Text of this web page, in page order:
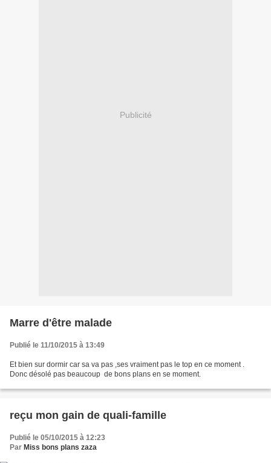
Publicité
Marre d'être malade
Publié le 11/10/2015 à 13:49
Et bien sur dormir car sa va pas ,ses vraiment pas le top en ce moment .
Donc désolé pas beaucoup de bons plans en se moment.
reçu mon gain de quali-famille
Publié le 05/10/2015 à 12:23
Par Miss bons plans zaza